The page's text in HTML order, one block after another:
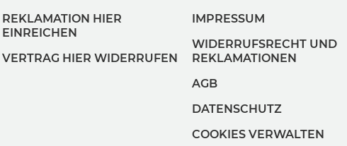
REKLAMATION HIER
EINREICHEN
VERTRAG HIER WIDERRUFEN
IMPRESSUM
WIDERRUFSRECHT UND
REKLAMATIONEN
AGB
DATENSCHUTZ
COOKIES VERWALTEN